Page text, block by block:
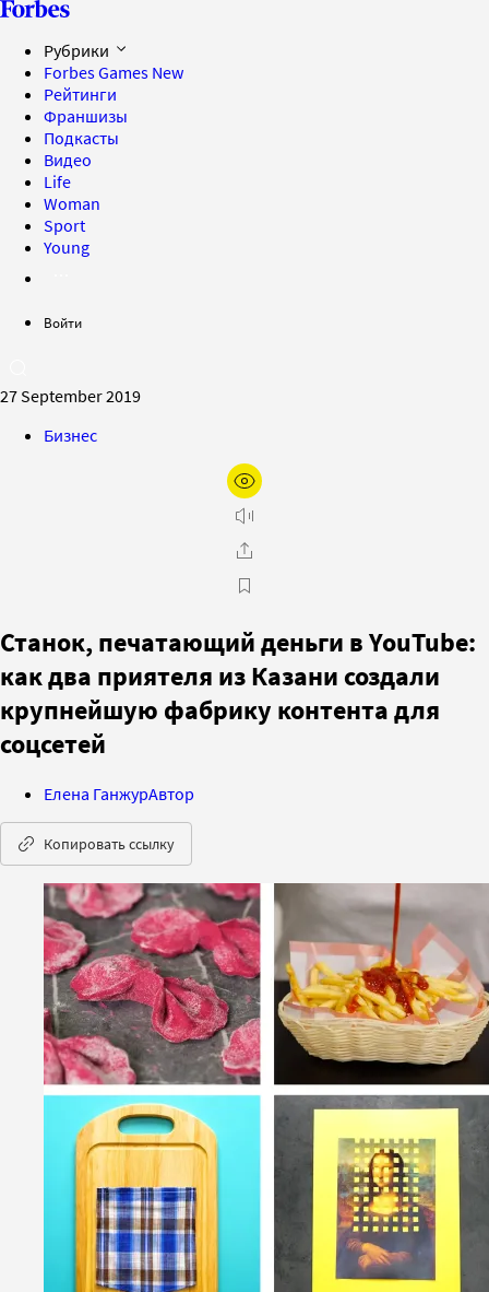
Рубрики
Forbes Games New
Рейтинги
Франшизы
Подкасты
Видео
Life
Woman
Sport
Young
Войти
27 September 2019
Бизнес
Станок, печатающий деньги в YouTube:
как два приятеля из Казани создали
крупнейшую фабрику контента для
соцсетей
Елена ГанжурАвтор
Копировать ссылку